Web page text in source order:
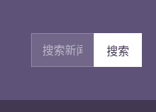
搜索新闻
搜索